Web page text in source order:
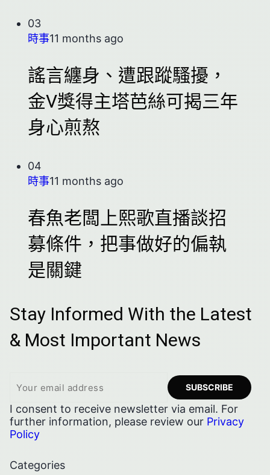
03
時事11 months ago
謠言纏身、遭跟蹤騷擾，
金V獎得主塔芭絲可揭三年
身心煎熬
04
時事11 months ago
春魚老闆上熙歌直播談招
募條件，把事做好的偏執
是關鍵
Stay Informed With the Latest
& Most Important News
I consent to receive newsletter via email. For
further information, please review our Privacy
Policy
Categories